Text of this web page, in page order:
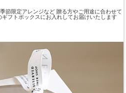
節限定アレンジなど 贈る方やご用途に合わせて
フトボックスにお入れしてお届けいたします